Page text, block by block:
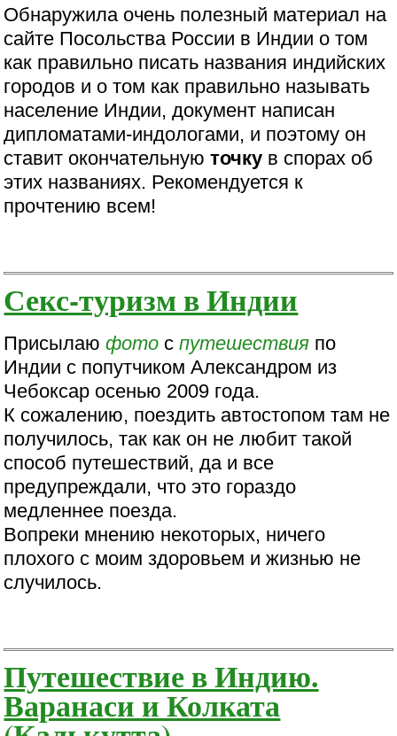
Обнаружила очень полезный материал на
сайте Посольства России в Индии о том
как правильно писать названия индийских
городов и о том как правильно называть
население Индии, документ написан
дипломатами-индологами, и поэтому он
ставит окончательнуюточку в спорах об
этих названиях. Рекомендуется к
прочтению всем!
Секс-туризм в Индии
Присылаюфото спутешествия по
Индии с попутчиком Александром из
Чебоксар осенью 2009 года.
К сожалению, поездить автостопом там не
получилось, так как он не любит такой
способ путешествий, да и все
предупреждали, что это гораздо
медленнее поезда.
Вопреки мнению некоторых, ничего
плохого с моим здоровьем и жизнью не
случилось.
Путешествие в Индию.
Варанаси и Колката